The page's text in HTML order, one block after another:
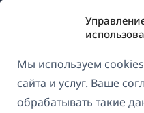
Мы используем
сайта и услуг. Ваше
обрабатывать такие
GDPR и